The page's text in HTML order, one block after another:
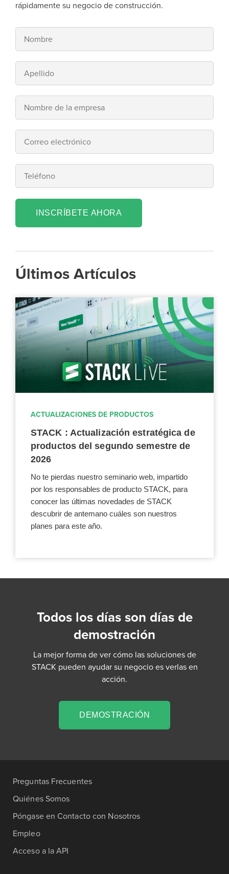
rápidamente su negocio de construcción.
INSCRÍBETE AHORA
Últimos Artículos
ACTUALIZACIONES DE PRODUCTOS
STACK : Actualización estratégica de
productos del segundo semestre de
2026
No te pierdas nuestro seminario web, impartido
por los responsables de producto STACK, para
conocer las últimas novedades de STACK
descubrir de antemano cuáles son nuestros
planes para este año.
Todos los días son días de
demostración
La mejor forma de ver cómo las soluciones de
STACK pueden ayudar su negocio es verlas en
acción.
DEMOSTRACIÓN
Preguntas Frecuentes
Quiénes Somos
Póngase en Contacto con Nosotros
Empleo
Acceso a la API